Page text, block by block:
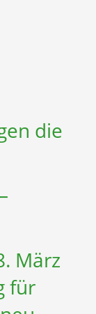
die
März
für